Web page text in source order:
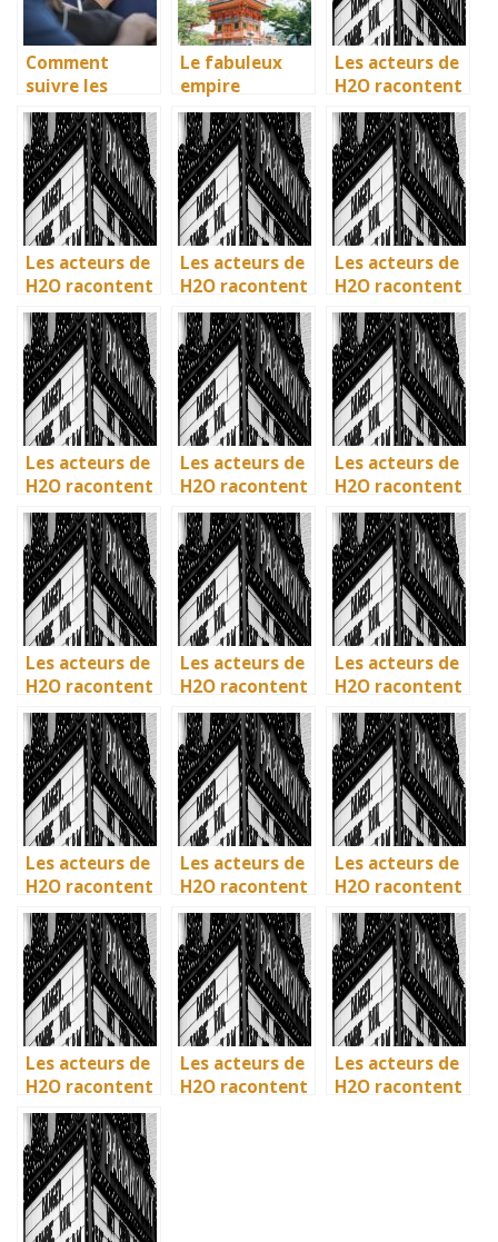
Comment
suivre les
dernieres
actualites sur
les films?
Le fabuleux
empire
japonais et son
histoire
Les acteurs de
H2O racontent
: comment l’ile
de Mako a pris
vie en
Australie
Les acteurs de
H2O racontent
: comment l’ile
de Mako a pris
vie en
Australie
Les acteurs de
H2O racontent
: comment l’ile
de Mako a pris
vie en
Australie
Les acteurs de
H2O racontent
: comment l’ile
de Mako a pris
vie en
Australie
Les acteurs de
H2O racontent
: comment l’ile
de Mako a pris
vie en
Australie
Les acteurs de
H2O racontent
: comment l’ile
de Mako a pris
vie en
Australie
Les acteurs de
H2O racontent
: comment l’ile
de Mako a pris
vie en
Australie
Les acteurs de
H2O racontent
: comment l’ile
de Mako a pris
vie en
Australie
Les acteurs de
H2O racontent
: comment l’ile
de Mako a pris
vie en
Australie
Les acteurs de
H2O racontent
: comment l’ile
de Mako a pris
vie en
Australie
Les acteurs de
H2O racontent
: comment l’ile
de Mako a pris
vie en
Australie
Les acteurs de
H2O racontent
: comment l’île
de Mako a pris
vie en
Australie
Les acteurs de
H2O racontent
: comment l’île
de Mako a pris
vie en
Australie
Les acteurs de
H2O racontent
: comment l’île
de Mako a pris
vie en
Australie
Les acteurs de
H2O racontent
Les acteurs de
H2O racontent